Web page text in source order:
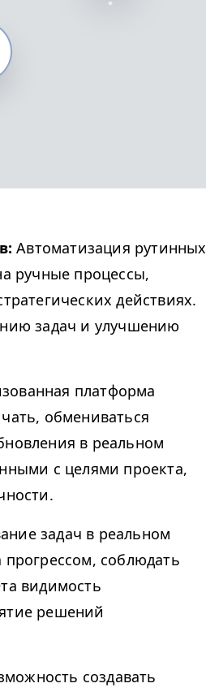
Автоматизация рутинных
ручные процессы,
действиях.
задач и улучшению
платформа
обмениваться
в реальном
с целями проекта,
задач в реальном
соблюдать
видимость
решений
создавать